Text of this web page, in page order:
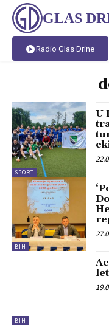
GLAS
Radio Glas Drine
SPORT
U
BIH
BIH